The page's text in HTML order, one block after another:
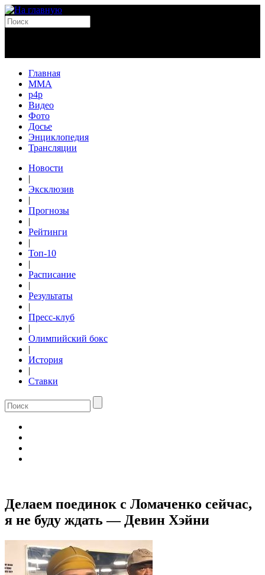
Главная
MMA
p4p
Видео
Фото
Досье
Энциклопедия
Трансляции
Новости
|
Эксклюзив
|
Прогнозы
|
Рейтинги
|
Топ-10
|
Расписание
|
Результаты
|
Пресс-клуб
|
Олимпийский бокс
|
История
|
Ставки
Делаем поединок с Ломаченко сейчас,
я не буду ждать — Девин Хэйни